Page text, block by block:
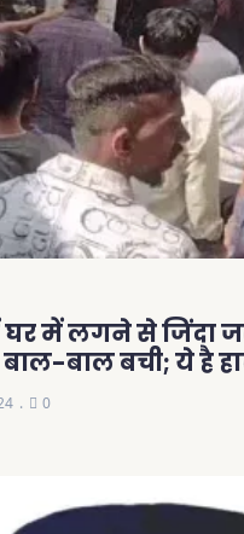
में लगने से जिंदा
बाल-बाल बची; ये है
0